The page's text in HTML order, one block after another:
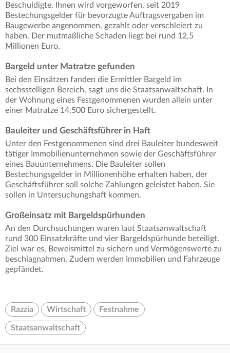
Beschuldigte. Ihnen wird vorgeworfen, seit 2019
Bestechungsgelder für bevorzugte Auftragsvergaben im
Baugewerbe angenommen, gezahlt oder verschleiert zu
haben. Der mutmaßliche Schaden liegt bei rund 12,5
Millionen Euro.
Bargeld unter Matratze gefunden
Bei den Einsätzen fanden die Ermittler Bargeld im
sechsstelligen Bereich, sagt uns die Staatsanwaltschaft. In
der Wohnung eines Festgenommenen wurden allein unter
einer Matratze 14.500 Euro sichergestellt.
Bauleiter und Geschäftsführer in Haft
Unter den Festgenommenen sind drei Bauleiter bundesweit
tätiger Immobilienunternehmen sowie der Geschäftsführer
eines Bauunternehmens. Die Bauleiter sollen
Bestechungsgelder in Millionenhöhe erhalten haben, der
Geschäftsführer soll solche Zahlungen geleistet haben. Sie
sollen in Untersuchungshaft kommen.
Großeinsatz mit Bargeldspürhunden
An den Durchsuchungen waren laut Staatsanwaltschaft
rund 300 Einsatzkräfte und vier Bargeldspürhunde beteiligt.
Ziel war es, Beweismittel zu sichern und Vermögenswerte zu
beschlagnahmen. Zudem werden Immobilien und Fahrzeuge
gepfändet.
Razzia Wirtschaft Festnahme
Staatsanwaltschaft